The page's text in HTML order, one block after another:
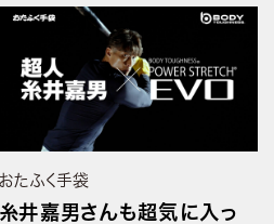
おたふく手袋
糸井嘉男さんも超気に入っ